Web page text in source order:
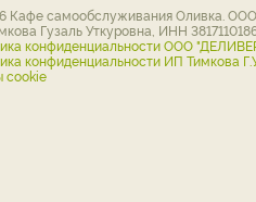
Кафе самообслуживания Оливка. ООО
Гузаль Уткуровна, ИНН
конфиденциальности ООО
конфиденциальности ИП Тимкова
cookie